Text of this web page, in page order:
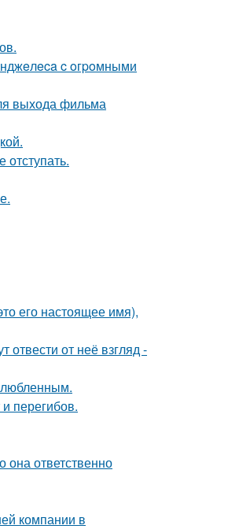
c oгpoмными
выхода фильма
его настоящее имя),
отвести от неё взгляд -
перегибов.
она ответственно
компании в